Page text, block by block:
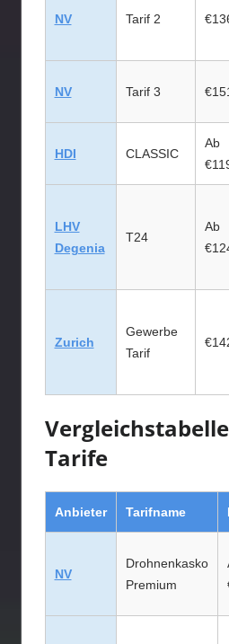
NV Tarif 2
NV Tarif 3
HDI CLASSIC
Ab
LHV
Degenia
T24
Ab
Zurich
Gewerbe
Tarif
Tarife
Anbieter Tarifname
NV
Drohnenkasko
Premium